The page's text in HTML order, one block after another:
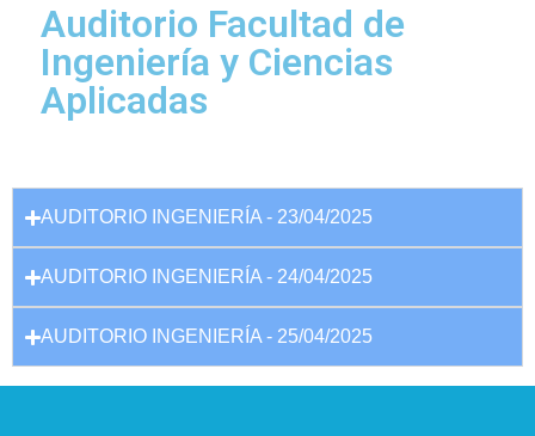
Auditorio Facultad de
Ingeniería y Ciencias
Aplicadas
AUDITORIO INGENIERÍA - 23/04/2025
AUDITORIO INGENIERÍA - 24/04/2025
AUDITORIO INGENIERÍA - 25/04/2025